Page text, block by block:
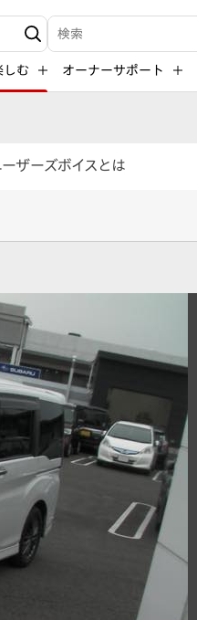
検索キーワード入力
しむ オーナーサポート
ーザーズボイスとは